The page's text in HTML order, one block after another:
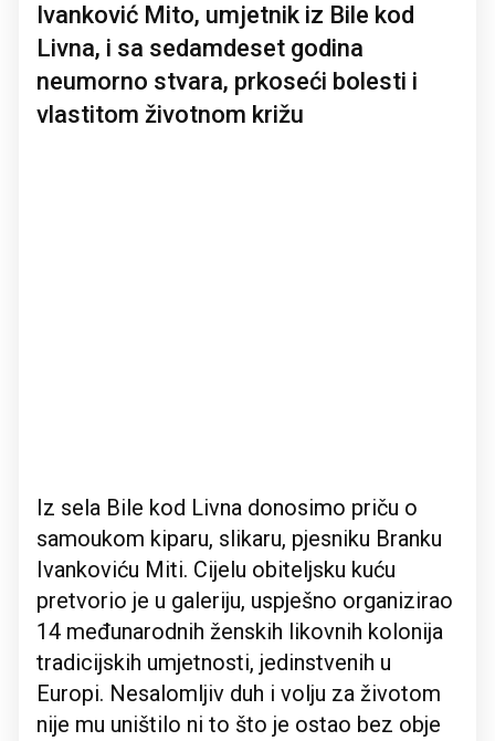
Ivanković Mito, umjetnik iz Bile kod
Livna, i sa sedamdeset godina
neumorno stvara, prkoseći bolesti i
vlastitom životnom križu
Iz sela Bile kod Livna donosimo priču o
samoukom kiparu, slikaru, pjesniku Branku
Ivankoviću Miti. Cijelu obiteljsku kuću
pretvorio je u galeriju, uspješno organizirao
14 međunarodnih ženskih likovnih kolonija
tradicijskih umjetnosti, jedinstvenih u
Europi. Nesalomljiv duh i volju za životom
nije mu uništilo ni to što je ostao bez obje